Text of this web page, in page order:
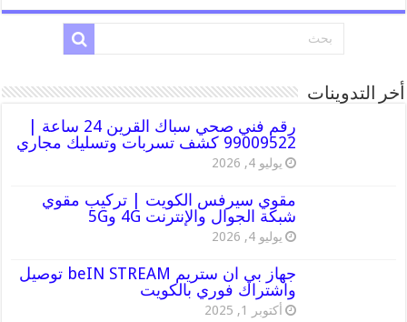
أخر التدوينات
رقم فني صحي سباك القرين 24 ساعة |
99009522 كشف تسربات وتسليك مجاري
يوليو 4, 2026
مقوي سيرفس الكويت | تركيب مقوي
شبكة الجوال والإنترنت 4G و5G
يوليو 4, 2026
جهاز بي ان ستريم beIN STREAM توصيل
واشتراك فوري بالكويت
أكتوبر 1, 2025